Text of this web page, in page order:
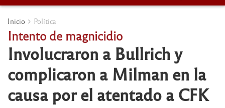
Inicio Política
Intento de magnicidio
Involucraron a Bullrich y
complicaron a Milman en la
causa por el atentado a CFK